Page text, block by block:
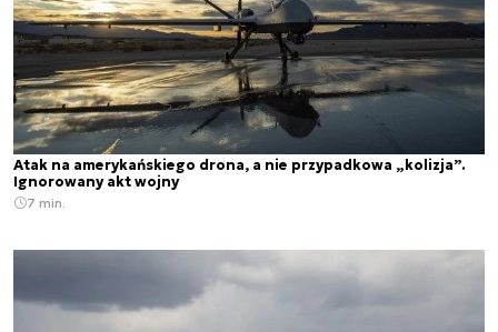
Atak na amerykańskiego drona, a nie przypadkowa „kolizja”.
Ignorowany akt wojny
7 min.